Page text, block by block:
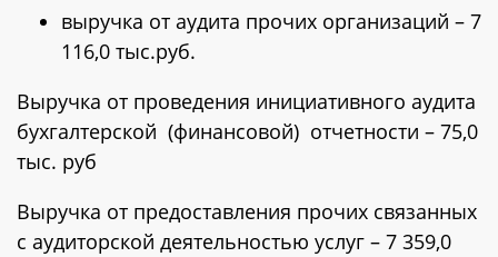
выручка от аудита прочих организаций – 7
116,0 тыс.руб.
Выручка от проведения инициативного аудита
бухгалтерской (финансовой) отчетности – 75,0
тыс. руб
Выручка от предоставления прочих связанных
с аудиторской деятельностью услуг – 7 359,0